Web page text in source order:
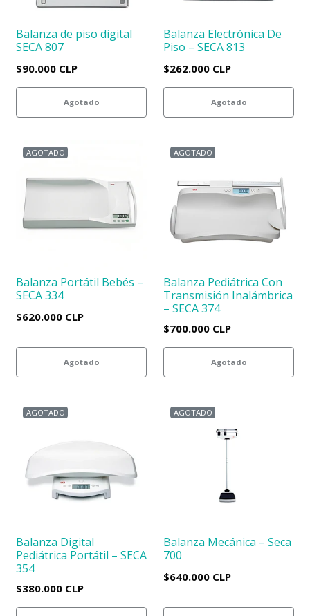
Balanza de piso digital
SECA 807
$90.000 CLP
Agotado
Balanza Electrónica De
Piso – SECA 813
$262.000 CLP
Agotado
AGOTADO
Balanza Portátil Bebés –
SECA 334
$620.000 CLP
Agotado
AGOTADO
Balanza Pediátrica Con
Transmisión Inalámbrica
– SECA 374
$700.000 CLP
Agotado
AGOTADO
Balanza Digital
Pediátrica Portátil – SECA
354
$380.000 CLP
AGOTADO
Balanza Mecánica – Seca
700
$640.000 CLP